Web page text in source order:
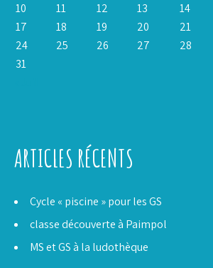
10
11 12 13 14
17
18 19 20 21
24
25 26 27 28
31
ARTICLES RÉCENTS
Cycle « piscine » pour les GS
classe découverte à Paimpol
MS et GS à la ludothèque